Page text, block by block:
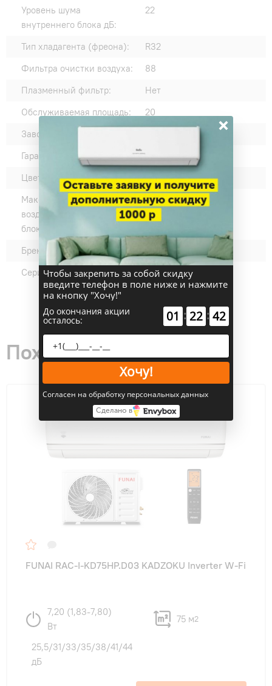
Уровень шума
внутреннего блока дБ:
22
Тип хладагента (фреона):
R32
Фильтра очистки воздуха:
88
Плазменный фильтр:
Нет
Обслуживаемая площадь:
20
Завод-изготовитель:
Гарантия производителя:
12
Цвет внутреннего блока:
Белый
Максимальный расход
воздуха внутреннего
блока, м³/час:
500
Бренд:
5876
Серии:
DAIJIN Inverter
Похожие товары
FUNAI RAC-I-KD75HP.D03 KADZOKU Inverter W-Fi
7,20 (1,83-7,80)
Вт
75 м2
25,5/31/33/35/38/41/44
дБ
×
Чтобы закрепить за собой скидку
введите телефон в поле ниже и нажмите
на кнопку "Хочу!"
До окончания акции
осталось: 01 : 22 : 41
Хочу!
Согласен на обработку персональных данных
Сделано в